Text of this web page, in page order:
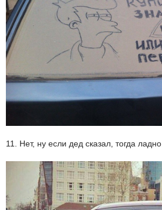
11. Нет, ну если дед сказал, тогда ладно